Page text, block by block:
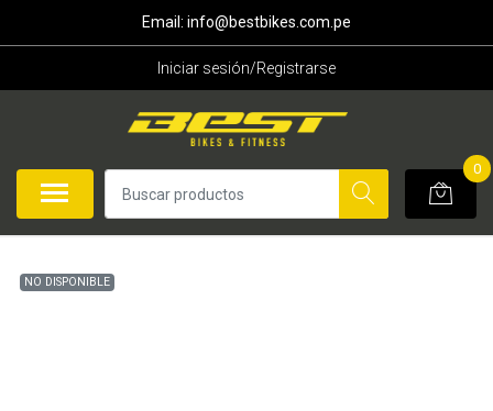
Email: info@bestbikes.com.pe
Iniciar sesión/Registrarse
0
NO DISPONIBLE